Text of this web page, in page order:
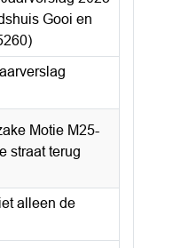
Gooi en
Motie M25-
straat terug
alleen de